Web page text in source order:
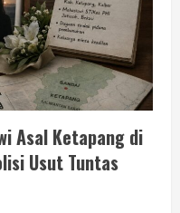
Asal Ketapang di
Usut Tuntas